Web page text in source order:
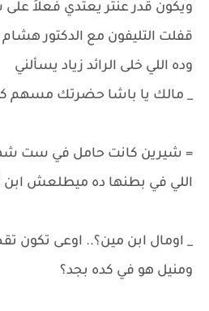
ويكون قدر عنتر يعتدي فعلاً
قفلت التليفون مع الدكتور
وده اللي خلى الرائد زياد يسألني
_ مالك يا باشا حضرتك مسهم
= شيرين كانت حامل في ست
اللي في بطنها ده ميطلعش ابن
_ اومال ابن مين؟.. اوعى تكون
ومنيل هو في كده بجد؟